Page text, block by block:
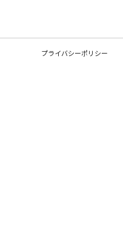
プライバシーポリシー